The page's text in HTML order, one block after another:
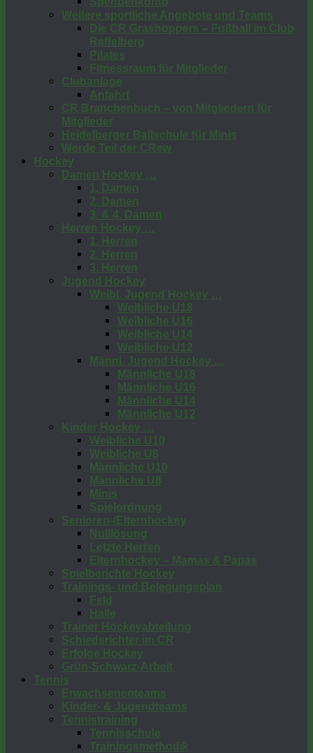
Weitere sportliche Angebote und Teams
Die CR Grashoppers – Fußball im Club
Raffelberg
Pilates
Fitnessraum für Mitglieder
Clubanlage
Anfahrt
CR Branchenbuch – von Mitgliedern für
Mitglieder
Heidelberger Ballschule für Minis
Werde Teil der CRew
Hockey
Damen Hockey …
1. Damen
2. Damen
3. & 4. Damen
Herren Hockey …
1. Herren
2. Herren
3. Herren
Jugend Hockey
Weibl. Jugend Hockey …
Weibliche U18
Weibliche U16
Weibliche U14
Weibliche U12
Männl. Jugend Hockey …
Männliche U18
Männliche U16
Männliche U14
Männliche U12
Kinder Hockey …
Weibliche U10
Weibliche U8
Männliche U10
Männliche U8
Minis
Spielordnung
Senioren-/Elternhockey
Nulllösung
Letzte Herren
Elternhockey – Mamas & Papas
Spielberichte Hockey
Trainings- und Belegungsplan
Feld
Halle
Trainer Hockeyabteilung
Schiedsrichter im CR
Erfolge Hockey
Grün-Schwarz-Arbeit
Tennis
Erwachsenenteams
Kinder- & Jugendteams
Tennistraining
Tennisschule
Trainingsmethodik